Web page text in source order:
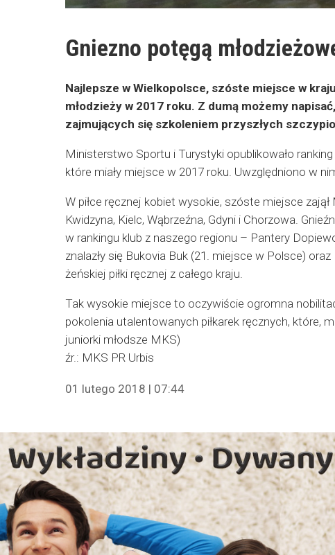
Gniezno potęgą
Najlepsze w Wielkopolsce, szóste miejsce w
młodzieży w 2017 roku. Z dumą możemy
zajmujących się szkoleniem przyszłych
Ministerstwo Sportu i Turystyki opublikowało
które miały miejsce w 2017 roku. Uwzględniono w
W piłce ręcznej kobiet wysokie, szóste miejsce
Kwidzyna, Kielc, Wąbrzeźna, Gdyni i Chorzowa.
w rankingu klub z naszego regionu – Pantery
znalazły się Bukovia Buk (21. miejsce w Polsce)
żeńskiej piłki ręcznej z całego kraju.
Tak wysokie miejsce to oczywiście ogromna
pokolenia utalentowanych piłkarek ręcznych, które,
juniorki młodsze MKS)
źr.: MKS PR Urbis
01 lutego 2018 | 07:44